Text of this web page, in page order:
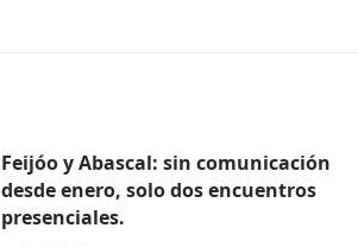
Feijóo y Abascal: sin comunicación
desde enero, solo dos encuentros
presenciales.